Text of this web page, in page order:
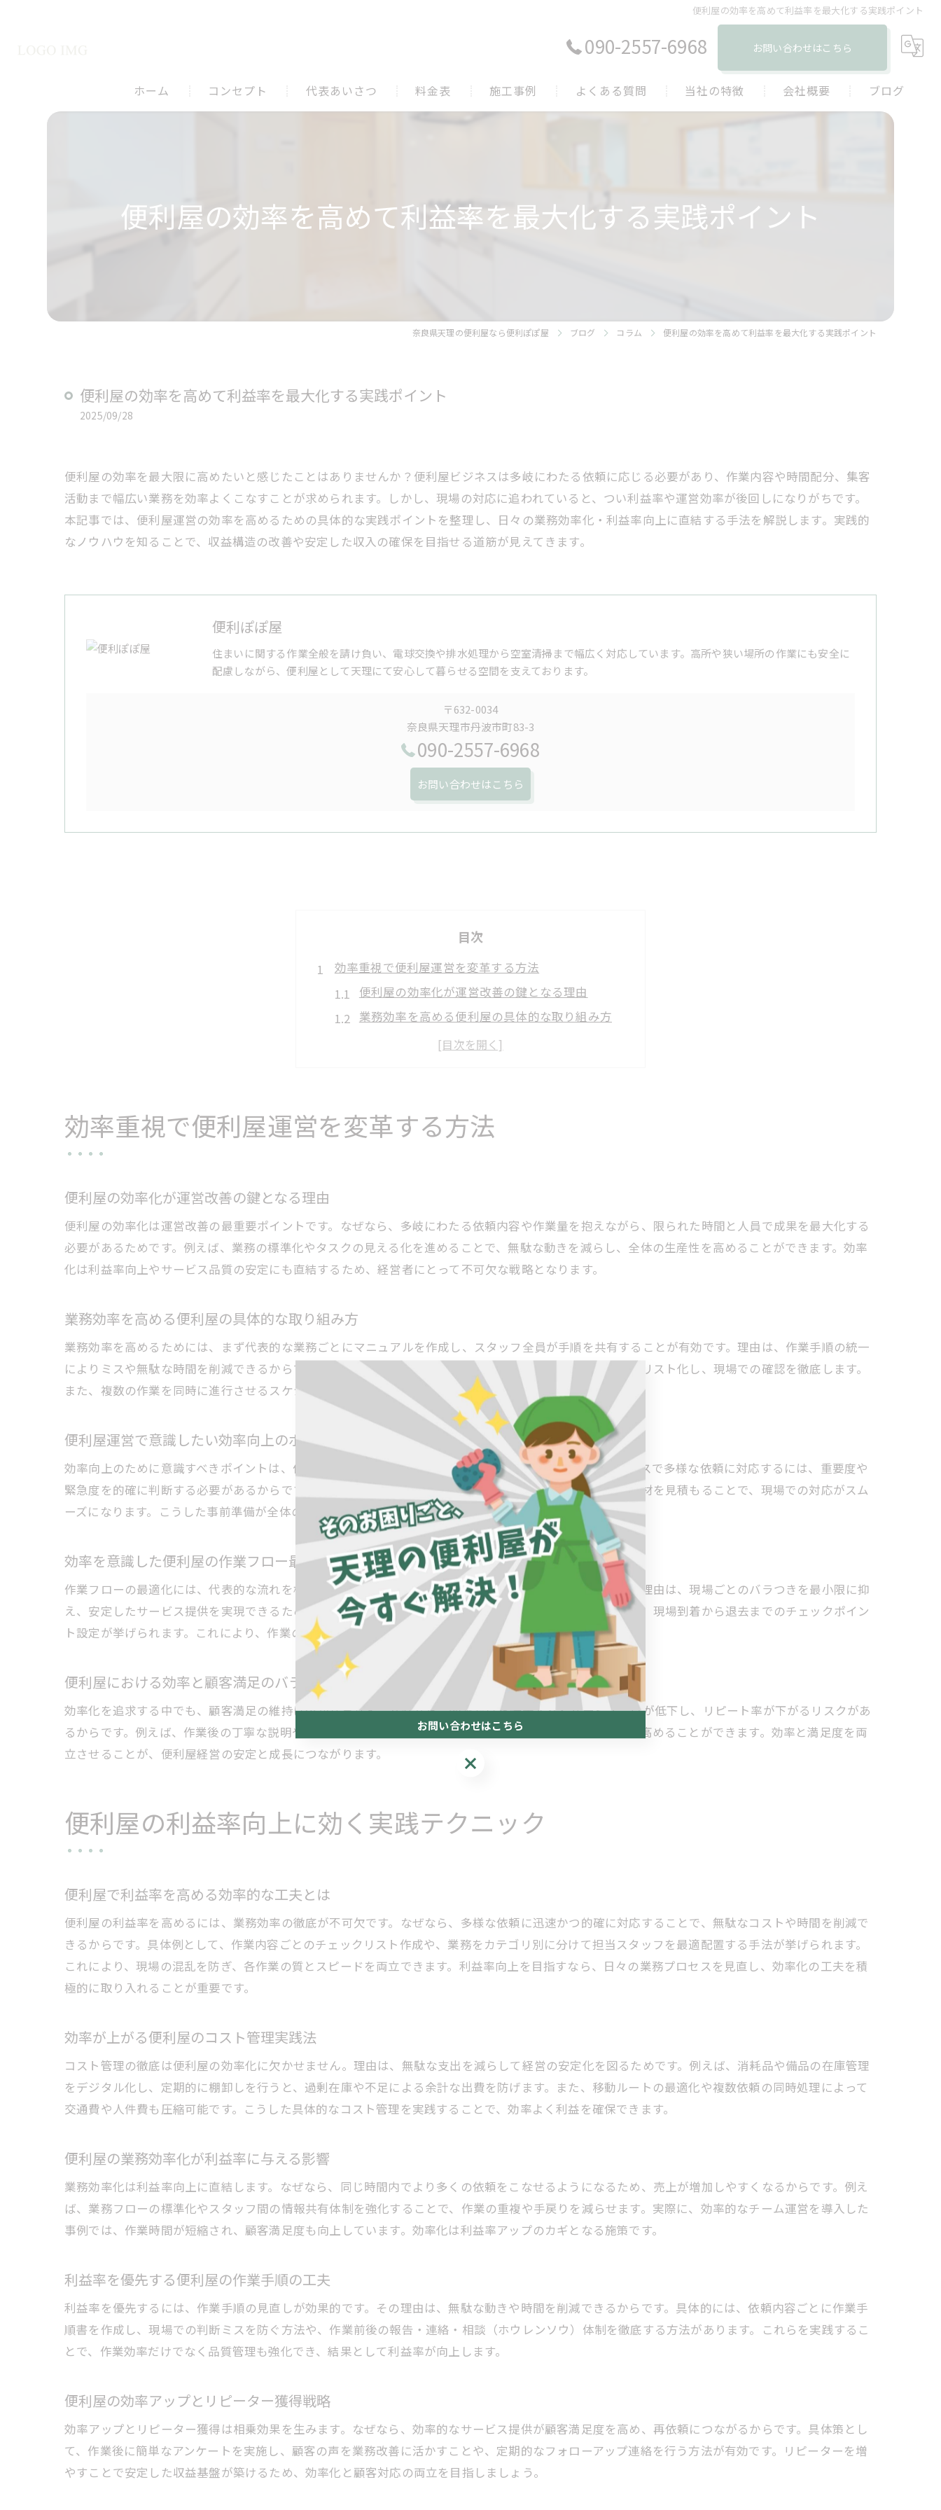
便利屋の効率を高めて利益率を最大化する実践ポイント
090-2557-6968 お問い合わせはこちら
ホーム コンセプト 代表あいさつ 料金表 施工事例 よくある質問 当社の特徴
草刈り
水回り
会社概要 ブログ
便利屋の効率を高めて利益率を最大化する実践ポイント
奈良県天理の便利屋なら便利ぽぽ屋 ブログ コラム 便利屋の効率を高めて利益率を最大化する実践ポイント
便利屋の効率を高めて利益率を最大化する実践ポイント
2025/09/28
便利屋の効率を最大限に高めたいと感じたことはありませんか？便利屋ビジネスは多岐にわたる依頼に応じる必要があり、作業内容や時間配分、集客
活動まで幅広い業務を効率よくこなすことが求められます。しかし、現場の対応に追われていると、つい利益率や運営効率が後回しになりがちです。
本記事では、便利屋運営の効率を高めるための具体的な実践ポイントを整理し、日々の業務効率化・利益率向上に直結する手法を解説します。実践的
なノウハウを知ることで、収益構造の改善や安定した収入の確保を目指せる道筋が見えてきます。
便利ぽぽ屋
住まいに関する作業全般を請け負い、電球交換や排水処理から空室清掃まで幅広く対応しています。高所や狭い場所の作業にも安全に
配慮しながら、便利屋として天理にて安心して暮らせる空間を支えております。
〒632-0034
奈良県天理市丹波市町83-3
090-2557-6968
お問い合わせはこちら
目次
効率重視で便利屋運営を変革する方法
便利屋の効率化が運営改善の鍵となる理由
業務効率を高める便利屋の具体的な取り組み方
便利屋運営で意識したい効率向上のポイント
便利屋の利益率向上に効く実践テクニック
便利屋で利益率を高める効率的な工夫とは
便利屋の効率アップとリピーター獲得戦略
業務効率化を実現する便利屋の工夫とは
効率化を促進する便利屋のツール活用法
便利屋の業務効率とチームワークの関係性
利益最大化を目指す便利屋の仕事術
便利屋の効率的な働き方が利益に直結する理由
利益最大化のための便利屋業務の見直しポイント
便利屋の効率アップが収益増加につながる仕組み
便利屋が実践する無駄を省く仕事術
効率を意識した便利屋のサービス提供方法
便利屋で安定収入を得るための効率戦略
便利屋で安定収入を実現する効率戦略の基本
効率化が便利屋の収入安定につながる理由
便利屋の効率的な顧客対応が収益を変える
収入アップを目指す便利屋の稼働管理術
便利屋の効率と集客力を高める実践法
依頼対応を効率化する便利屋のポイント
便利屋が効率よく依頼対応を進めるコツ
依頼内容別に便利屋が行う効率的な準備法
効率的な対応が便利屋のリピート率に影響
効率重視で便利屋運営を変革する方法
便利屋の効率化が運営改善の鍵となる理由
便利屋の効率化は運営改善の最重要ポイントです。なぜなら、多岐にわたる依頼内容や作業量を抱えながら、限られた時間と人員で成果を最大化する
必要があるためです。例えば、業務の標準化やタスクの見える化を進めることで、無駄な動きを減らし、全体の生産性を高めることができます。効率
化は利益率向上やサービス品質の安定にも直結するため、経営者にとって不可欠な戦略となります。
業務効率を高める便利屋の具体的な取り組み方
業務効率を高めるためには、まず代表的な業務ごとにマニュアルを作成し、スタッフ全員が手順を共有することが有効です。理由は、作業手順の統一
によりミスや無駄な時間を削減できるからです。具体的には、依頼受付から作業完了までの流れをチェックリスト化し、現場での確認を徹底します。
また、複数の作業を同時に進行させるスケジューリングも効率化の鍵となります。
便利屋運営で意識したい効率向上のポイント
効率向上のために意識すべきポイントは、作業の優先順位付けと時間管理です。なぜなら、限られたリソースで多様な依頼に対応するには、重要度や
緊急度を的確に判断する必要があるからです。例えば、依頼内容を事前にヒアリングし、作業時間や必要資材を見積もることで、現場での対応がスム
ーズになります。こうした事前準備が全体の効率化に大きく寄与します。
効率を意識した便利屋の作業フロー最適化術
作業フローの最適化には、代表的な流れを標準化し、各工程での無駄を徹底的に排除することが重要です。理由は、現場ごとのバラつきを最小限に抑
え、安定したサービス提供を実現できるためです。具体的な方法としては、作業前の資材準備リスト活用や、現場到着から退去までのチェックポイン
ト設定が挙げられます。これにより、作業の抜け漏れや時間超過を防ぎます。
便利屋における効率と顧客満足のバランス
効率化を追求する中でも、顧客満足の維持は欠かせません。なぜなら、効率だけを優先するとサービス品質が低下し、リピート率が下がるリスクがあ
るからです。例えば、作業後の丁寧な説明や、依頼内容の再確認を徹底することで、顧客の安心感や信頼を高めることができます。効率と満足度を両
立させることが、便利屋経営の安定と成長につながります。
便利屋の利益率向上に効く実践テクニック
便利屋で利益率を高める効率的な工夫とは
便利屋の利益率を高めるには、業務効率の徹底が不可欠です。なぜなら、多様な依頼に迅速かつ的確に対応することで、無駄なコストや時間を削減で
きるからです。具体例として、作業内容ごとのチェックリスト作成や、業務をカテゴリ別に分けて担当スタッフを最適配置する手法が挙げられます。
これにより、現場の混乱を防ぎ、各作業の質とスピードを両立できます。利益率向上を目指すなら、日々の業務プロセスを見直し、効率化の工夫を積
極的に取り入れることが重要です。
効率が上がる便利屋のコスト管理実践法
コスト管理の徹底は便利屋の効率化に欠かせません。理由は、無駄な支出を減らして経営の安定化を図るためです。例えば、消耗品や備品の在庫管理
をデジタル化し、定期的に棚卸しを行うと、過剰在庫や不足による余計な出費を防げます。また、移動ルートの最適化や複数依頼の同時処理によって
交通費や人件費も圧縮可能です。こうした具体的なコスト管理を実践することで、効率よく利益を確保できます。
便利屋の業務効率化が利益率に与える影響
業務効率化は利益率向上に直結します。なぜなら、同じ時間内でより多くの依頼をこなせるようになるため、売上が増加しやすくなるからです。例え
ば、業務フローの標準化やスタッフ間の情報共有体制を強化することで、作業の重複や手戻りを減らせます。実際に、効率的なチーム運営を導入した
事例では、作業時間が短縮され、顧客満足度も向上しています。効率化は利益率アップのカギとなる施策です。
利益率を優先する便利屋の作業手順の工夫
利益率を優先するには、作業手順の見直しが効果的です。その理由は、無駄な動きや時間を削減できるからです。具体的には、依頼内容ごとに作業手
順書を作成し、現場での判断ミスを防ぐ方法や、作業前後の報告・連絡・相談（ホウレンソウ）体制を徹底する方法があります。これらを実践するこ
とで、作業効率だけでなく品質管理も強化でき、結果として利益率が向上します。
便利屋の効率アップとリピーター獲得戦略
効率アップとリピーター獲得は相乗効果を生みます。なぜなら、効率的なサービス提供が顧客満足度を高め、再依頼につながるからです。具体策とし
て、作業後に簡単なアンケートを実施し、顧客の声を業務改善に活かすことや、定期的なフォローアップ連絡を行う方法が有効です。リピーターを増
やすことで安定した収益基盤が築けるため、効率化と顧客対応の両立を目指しましょう。
お問い合わせはこちら
お問い合わせはこちら